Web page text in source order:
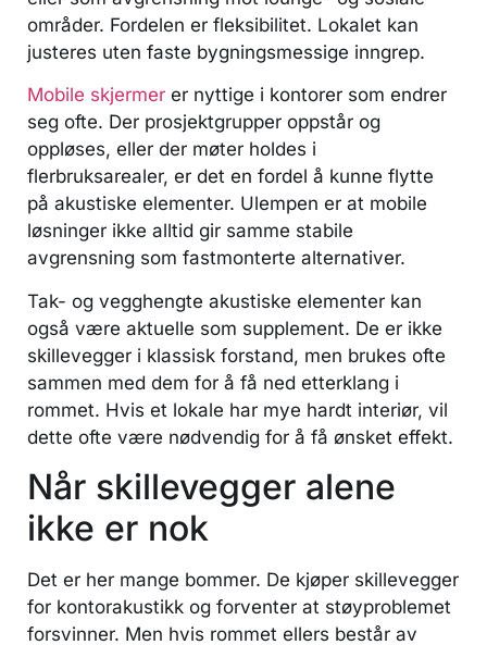
områder. Fordelen er fleksibilitet. Lokalet kan
justeres uten faste bygningsmessige inngrep.
Mobile skjermer er nyttige i kontorer som endrer
seg ofte. Der prosjektgrupper oppstår og
oppløses, eller der møter holdes i
flerbruksarealer, er det en fordel å kunne flytte
på akustiske elementer. Ulempen er at mobile
løsninger ikke alltid gir samme stabile
avgrensning som fastmonterte alternativer.
Tak- og vegghengte akustiske elementer kan
også være aktuelle som supplement. De er ikke
skillevegger i klassisk forstand, men brukes ofte
sammen med dem for å få ned etterklang i
rommet. Hvis et lokale har mye hardt interiør, vil
dette ofte være nødvendig for å få ønsket effekt.
Når skillevegger alene
ikke er nok
Det er her mange bommer. De kjøper skillevegger
for kontorakustikk og forventer at støyproblemet
forsvinner. Men hvis rommet ellers består av